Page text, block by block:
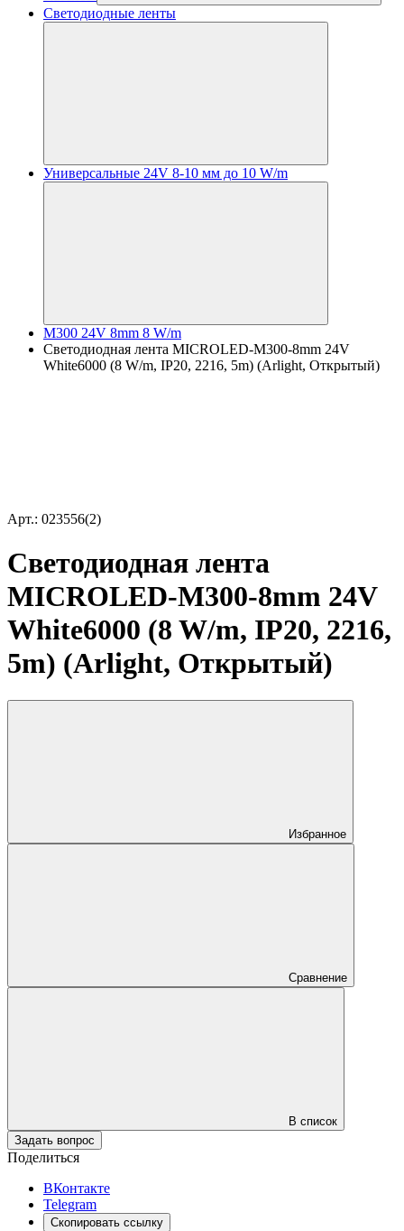
Светодиодные ленты
Универсальные 24V 8-10 мм до 10 W/m
M300 24V 8mm 8 W/m
Светодиодная лента MICROLED-M300-8mm 24V
White6000 (8 W/m, IP20, 2216, 5m) (Arlight, Открытый)
Арт.: 023556(2)
Светодиодная лента
MICROLED-M300-8mm 24V
White6000 (8 W/m, IP20, 2216,
5m) (Arlight, Открытый)
Избранное
Сравнение
В список
Задать вопрос
Поделиться
ВКонтакте
Telegram
Скопировать ссылку